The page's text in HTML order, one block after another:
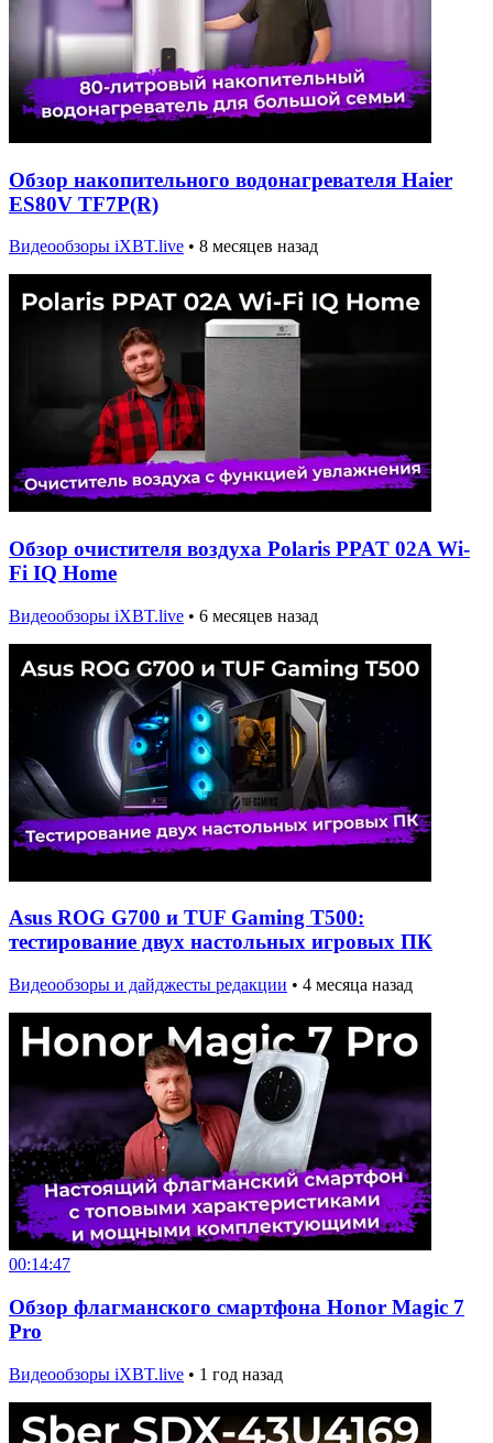
Обзор накопительного водонагревателя Haier
ES80V TF7P(R)
Видеообзоры iXBT.live • 8 месяцев назад
Обзор очистителя воздуха Polaris PPAT 02A Wi-
Fi IQ Home
Видеообзоры iXBT.live • 6 месяцев назад
Asus ROG G700 и TUF Gaming T500:
тестирование двух настольных игровых ПК
Видеообзоры и дайджесты редакции • 4 месяца назад
00:14:47
Обзор флагманского смартфона Honor Magic 7
Pro
Видеообзоры iXBT.live • 1 год назад